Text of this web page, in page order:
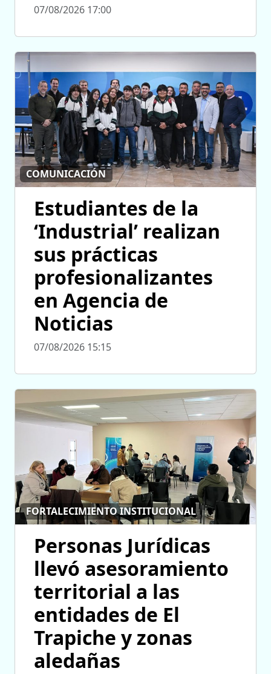
07/08/2026 17:00
COMUNICACIÓN
Estudiantes de la
‘Industrial’ realizan
sus prácticas
profesionalizantes
en Agencia de
Noticias
07/08/2026 15:15
FORTALECIMIENTO INSTITUCIONAL
Personas Jurídicas
llevó asesoramiento
territorial a las
entidades de El
Trapiche y zonas
aledañas